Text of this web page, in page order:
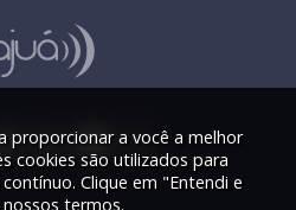
proporcionar a você a melhor
cookies são utilizados para
Clique em "Entendi e
termos.